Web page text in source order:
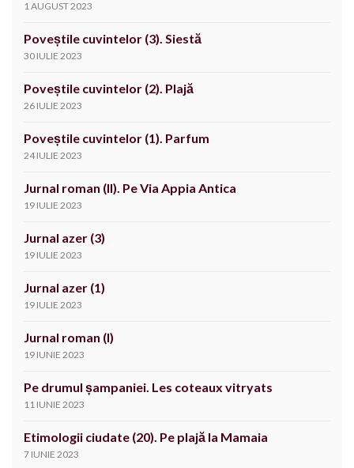
1 AUGUST 2023
Poveștile cuvintelor (3). Siestă
30 IULIE 2023
Poveștile cuvintelor (2). Plajă
26 IULIE 2023
Poveștile cuvintelor (1). Parfum
24 IULIE 2023
Jurnal roman (II). Pe Via Appia Antica
19 IULIE 2023
Jurnal azer (3)
19 IULIE 2023
Jurnal azer (1)
19 IULIE 2023
Jurnal roman (I)
19 IUNIE 2023
Pe drumul șampaniei. Les coteaux vitryats
11 IUNIE 2023
Etimologii ciudate (20). Pe plajă la Mamaia
7 IUNIE 2023